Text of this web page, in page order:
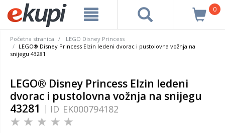
0
Početna stranica
LEGO Disney Princess
LEGO® Disney Princess Elzin ledeni dvorac i pustolovna vožnja na
snijegu 43281
LEGO® Disney Princess Elzin ledeni
dvorac i pustolovna vožnja na snijegu
43281
ID EK000794182